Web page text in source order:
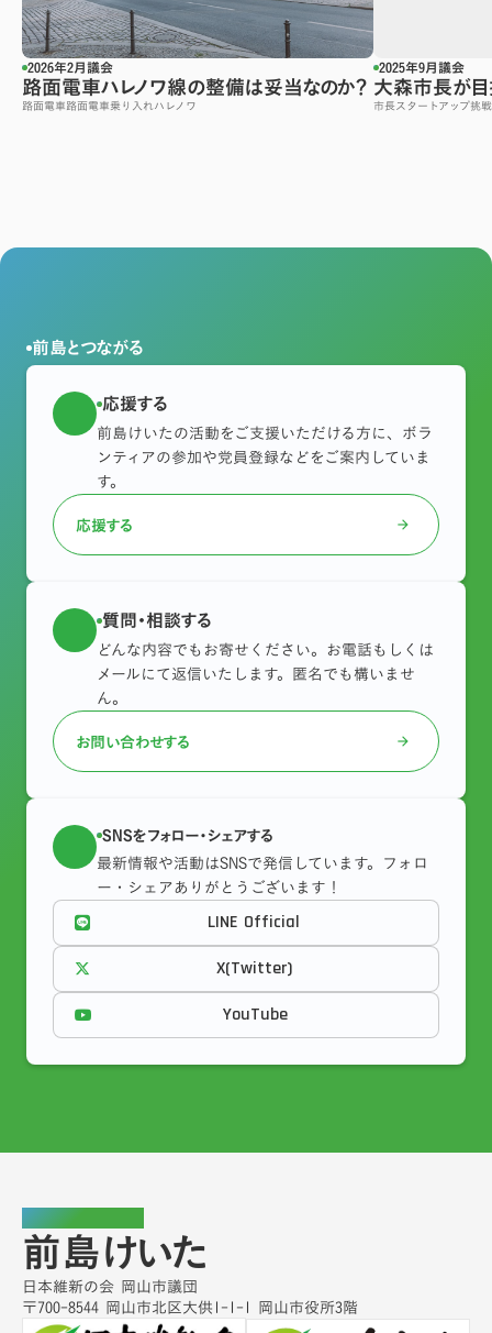
2026年2月議会
路面電車ハレノワ線の整備は妥当なのか？
路面電車路面電車乗り入れハレノワ
2025年9月議会
大森市長が
市長スタートアップ挑
前島とつながる
応援する
前島けいたの活動をご支援いただける方に、ボラ
ンティアの参加や党員登録などをご案内していま
す。
応援する
arrow_forward
質問・相談する
どんな内容でもお寄せください。お電話もしくは
メールにて返信いたします。匿名でも構いませ
ん。
お問い合わせする
arrow_forward
SNSをフォロー・シェアする
最新情報や活動はSNSで発信しています。フォロ
ー・シェアありがとうございます！
LINE Official
X(Twitter)
YouTube
岡山市議会議員
前島けいた
日本維新の会 岡山市議団
〒700-8544 岡山市北区大供1-1-1 岡山市役所3階